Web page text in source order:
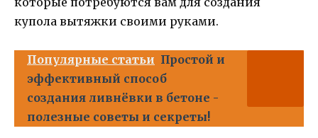
купола вытяжки своими руками.
Популярные статьи Простой и
эффективный способ
создания ливнёвки в бетоне -
полезные советы и секреты!